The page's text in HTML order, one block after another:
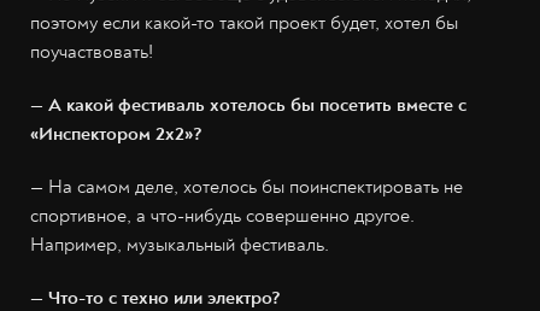
поэтому если какой-то такой проект будет, хотел бы
поучаствовать!
— А какой фестиваль хотелось бы посетить вместе с
«Инспектором 2х2»?
— На самом деле, хотелось бы поинспектировать не
спортивное, а что-нибудь совершенно другое.
Например, музыкальный фестиваль.
— Что-то с техно или электро?